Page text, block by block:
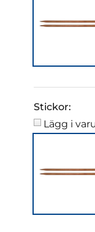
Stickor:
Lägg i